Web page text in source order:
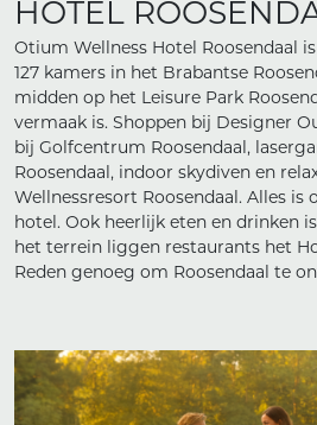
HOTEL
Otium Wellness Hotel Roosendaal
127 kamers in het Brabantse
midden op het Leisure Park
vermaak is. Shoppen bij Designer
bij Golfcentrum Roosendaal,
Roosendaal, indoor skydiven en
Wellnessresort Roosendaal. Alles is
hotel. Ook heerlijk eten en drinken
het terrein liggen restaurants het
Reden genoeg om Roosendaal te